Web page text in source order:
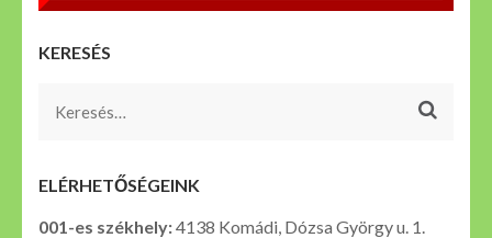
KERESÉS
Keresés:
ELÉRHETŐSÉGEINK
001-es székhely:4138 Komádi, Dózsa György u. 1.